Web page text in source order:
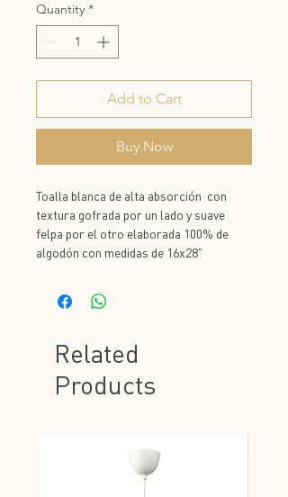
Quantity *
Add to Cart
Buy Now
Toalla blanca de alta absorción con
textura gofrada por un lado y suave
felpa por el otro elaborada 100% de
algodón con medidas de 16x28"
Related
Products